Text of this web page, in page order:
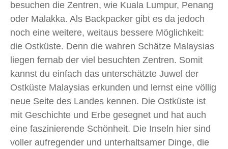
besuchen die Zentren, wie Kuala Lumpur, Penang
oder Malakka. Als Backpacker gibt es da jedoch
noch eine weitere, weitaus bessere Möglichkeit:
die Ostküste. Denn die wahren Schätze Malaysias
liegen fernab der viel besuchten Zentren. Somit
kannst du einfach das unterschätzte Juwel der
Ostküste Malaysias erkunden und lernst eine völlig
neue Seite des Landes kennen. Die Ostküste ist
mit Geschichte und Erbe gesegnet und hat auch
eine faszinierende Schönheit. Die Inseln hier sind
voller aufregender und unterhaltsamer Dinge, die